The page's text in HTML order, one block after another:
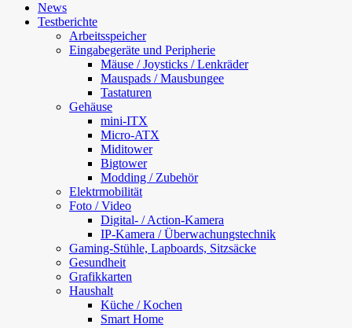
News
Testberichte
Arbeitsspeicher
Eingabegeräte und Peripherie
Mäuse / Joysticks / Lenkräder
Mauspads / Mausbungee
Tastaturen
Gehäuse
mini-ITX
Micro-ATX
Miditower
Bigtower
Modding / Zubehör
Elektrmobilität
Foto / Video
Digital- / Action-Kamera
IP-Kamera / Überwachungstechnik
Gaming-Stühle, Lapboards, Sitzsäcke
Gesundheit
Grafikkarten
Haushalt
Küche / Kochen
Smart Home